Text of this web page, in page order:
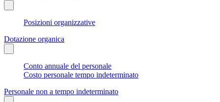
Posizioni organizzative
Dotazione organica
Conto annuale del personale
Costo personale tempo indeterminato
Personale non a tempo indeterminato